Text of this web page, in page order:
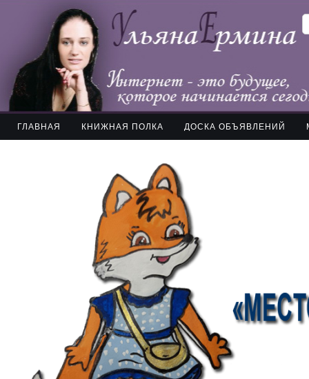
ГЛАВНАЯ КНИЖНАЯ ПОЛКА ДОСКА ОБЪЯВЛЕНИЙ